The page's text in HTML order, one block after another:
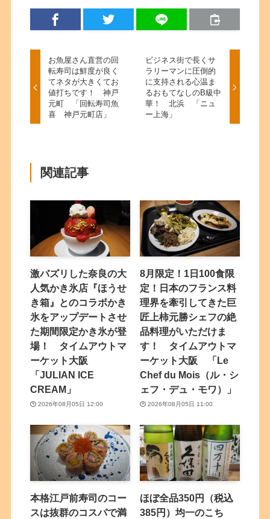
お魚屋さん直営の回
転寿司は鮮度が良く
てネタが大きくてお
値打ちです！ 神戸
元町 「回転寿司魚
喜 神戸元町店」
ビジネス街で長くサ
ラリーマンに圧倒的
に支持される心温ま
るおもてなしのB級中
華！ 北浜 「ニュ
ー上海」
関連記事
激バズリした奈良の大
人気かき氷店『ほうせ
き箱』とのコラボかき
氷をアップデートさせ
た期間限定かき氷が登
場！ タイムアウトマ
ーケット大阪
「JULIAN ICE
CREAM」
2026年08月05日 12:00
8月限定！1日100食限
定！日本のフランス料
理界を牽引してきた巨
匠上柿元勝シェフの絶
品料理がいただけま
す！ タイムアウトマ
ーケット大阪 「Le
Chef du Mois（ル・シ
ェフ・デュ・モワ）」
2026年08月05日 11:00
本格江戸前寿司のコー
スは抜群のコスパで満
ほぼ全品350円（税込
385円）均一のこち